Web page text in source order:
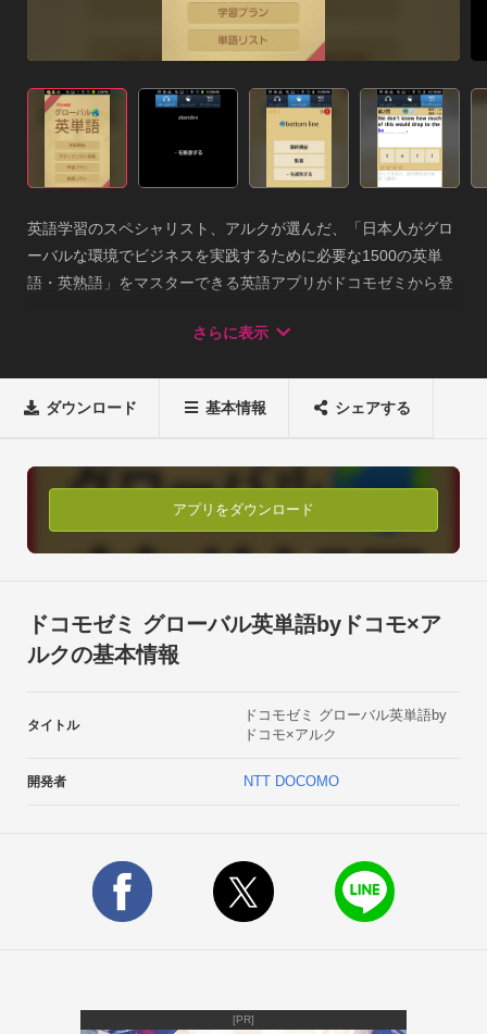
英語学習のスペシャリスト、アルクが選んだ、「日本人がグロ
ーバルな環境でビジネスを実践するために必要な1500の英単
語・英熟語」をマスターできる英語アプリがドコモゼミから登
生きた英語を知りたい英語学習者にオススメ。
英語の教科書で習った英単語と、ビジネスで必要とされる英単
×アルク』 では、「ウォームアップ（リスニング学習）」
⇒「トレーニング（スパイラル学習）」 ⇒「ディクテーション
（聞取り学習）」の3ステップで、実践レベルで使える重要な
英単語を確実に学習！間違えた英単語を何度も出題するスパイ
始められます。もちろん英語中級～上級の学習者にもオスス
メ。
1500の重要英単語を、10語×150ユニットに分けて学習。1ユニ
の英語学習に最適です。英語、日本語の音声だけ連続して再生
でき、電車の中など、手ぶら学習をしたいときに便利な「連続
再生」機能もあります。
≪その他の便利機能≫
・ブラックリストに登録された苦手な英単語は、ウィジェット
・「単語リスト」で、知りたい単語を検索！ 知りたい英単語
さらに表示
ダウンロード 基本情報 シェアする
アプリをダウンロード
ドコモゼミ グローバル英単語byドコモ×ア
ルクの基本情報
タイトル
ドコモゼミ グローバル英単語by
ドコモ×アルク
開発者 NTT DOCOMO
[PR]